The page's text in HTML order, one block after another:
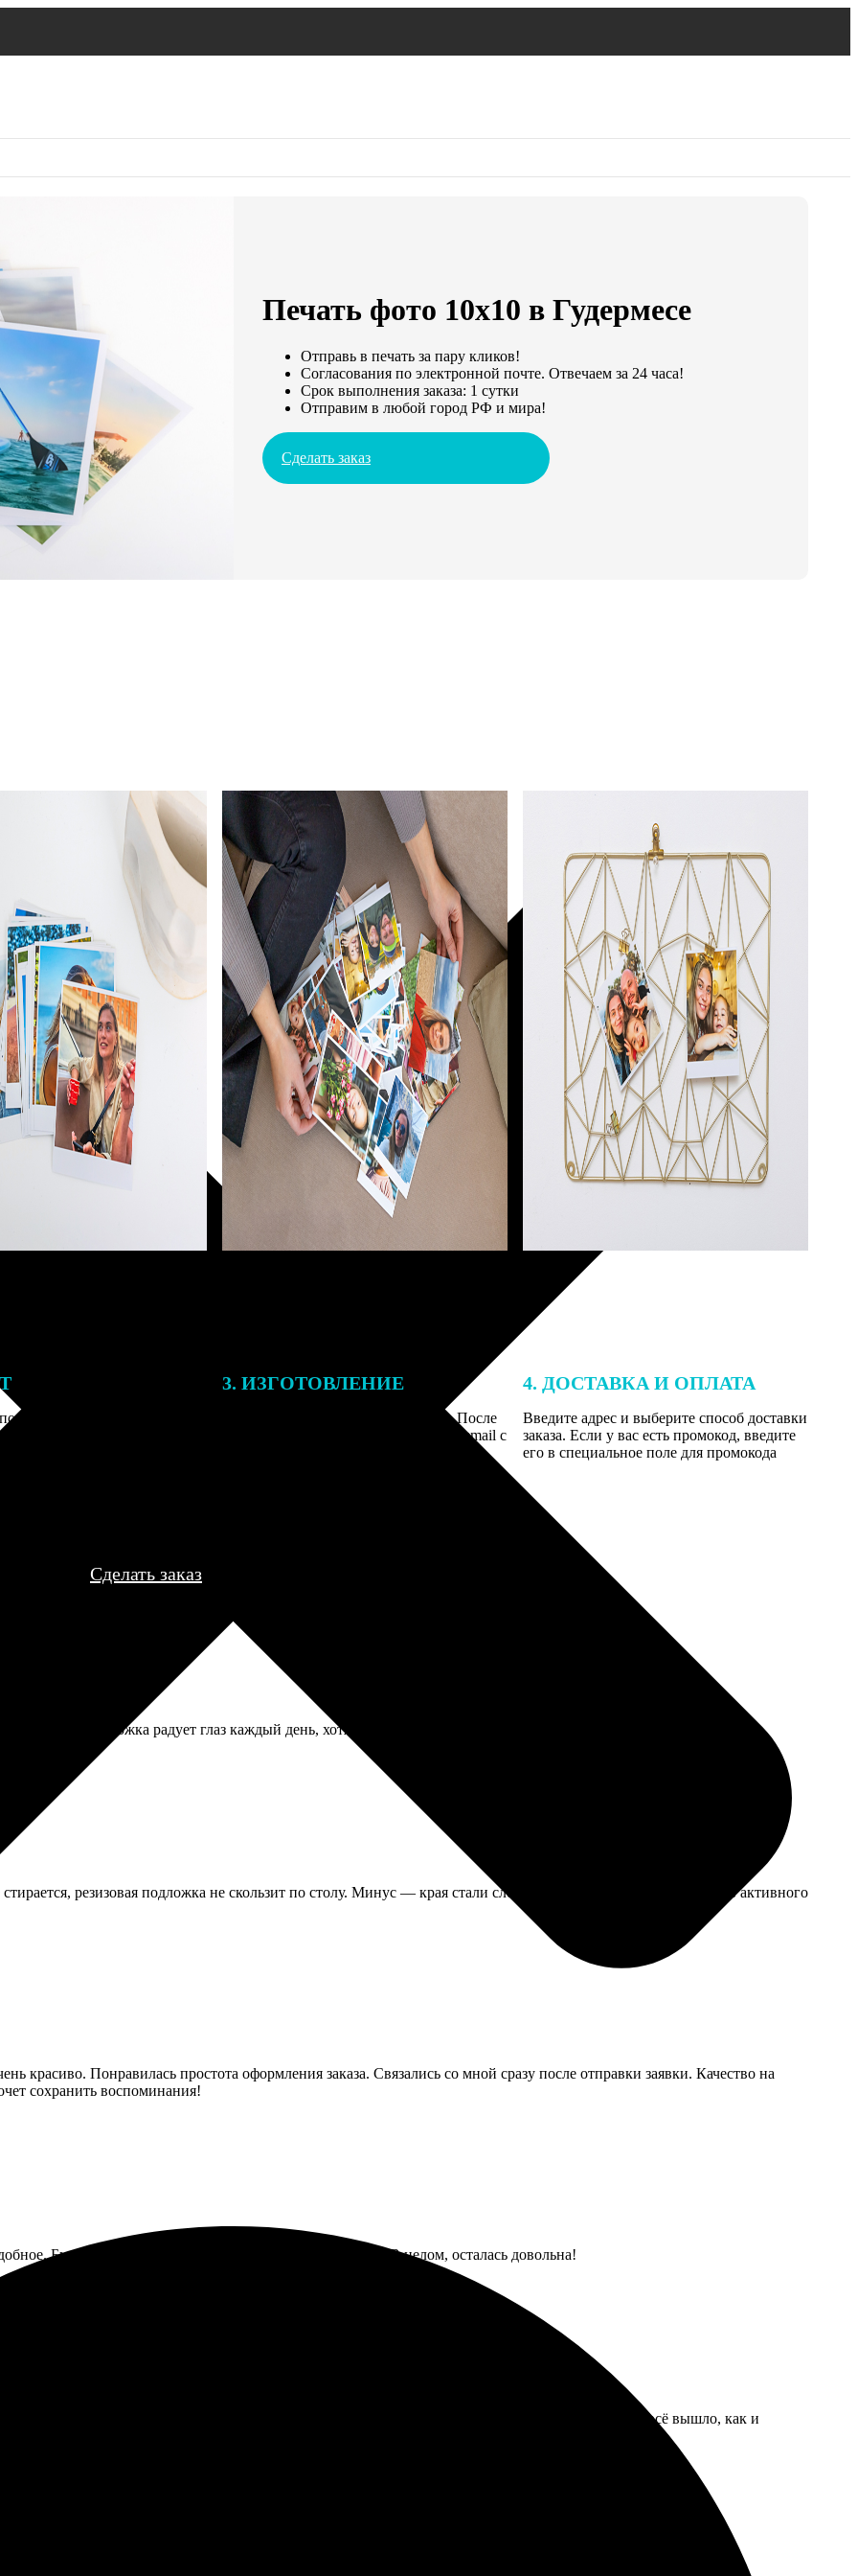
Печать фото 10х10 в Гудермесе
Отправь в печать за пару кликов!
Согласования по электронной почте. Отвечаем за 24 часа!
Срок выполнения заказа: 1 сутки
Отправим в любой город РФ и мира!
Сделать заказ
заказа к печати
могут связаться с Вами
телефону или email для
деталей.
3. ИЗГОТОВЛЕНИЕ
Оплатите заказ банковской картой. После
оплаты получите подтверждение на email с
описанием заказа. Когда отправим заказ
4. ДОСТАВКА И ОПЛАТА
Введите адрес и выберите способ доставки
заказа. Если у вас есть промокод, введите
его в специальное поле для промокода
Сделать заказ
но обложка радует глаз каждый день, хотя уже немного потерлась за год использования.
резизовая подложка не скользит по столу. Минус — края стали слегка загибаться через пару месяцев активного
красиво. Понравилась простота оформления заказа. Связались со мной сразу после отправки заявки. Качество на
сохранить воспоминания!
Быстро обрабатывают заказы, результат отличный! В целом, осталась довольна!
всё прошло гладко. Процесс оформления простой и понятный. Качество на высшем уровне, всё вышло, как и
тем, кто ценит шикарные снимки!